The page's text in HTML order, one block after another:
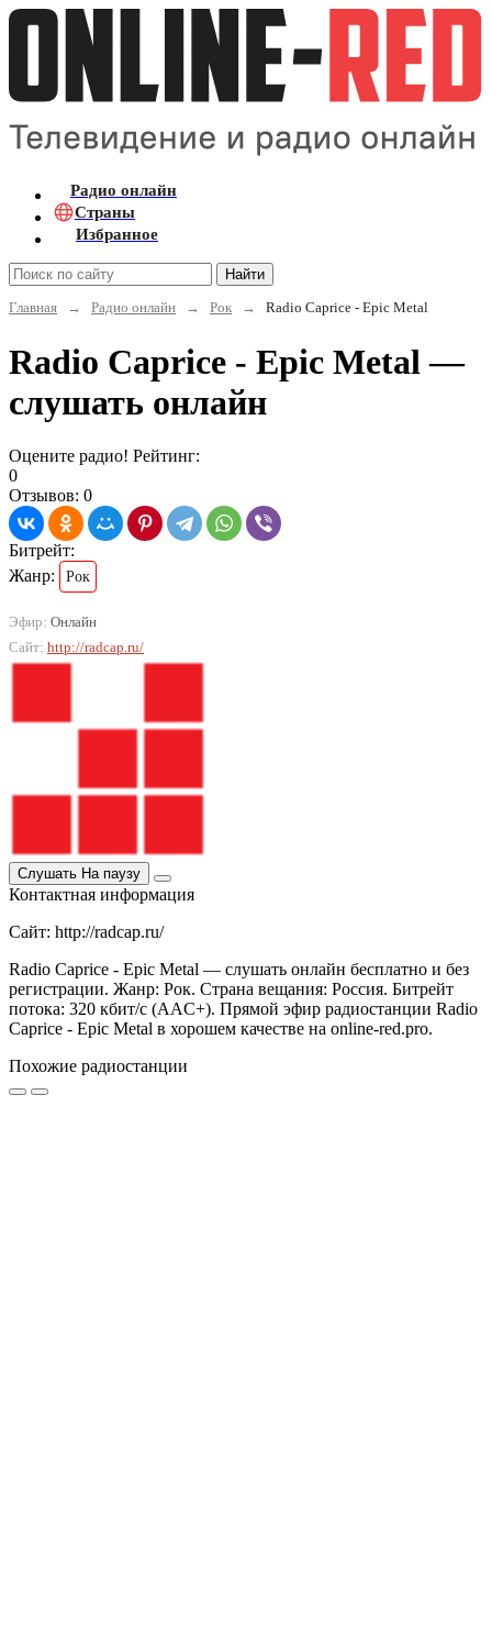
Радио онлайн
Страны
Избранное
Найти
Главная
→ Радио онлайн → Рок → Radio Caprice - Epic Metal
Radio Caprice - Epic Metal —
слушать онлайн
Оцените радио! Рейтинг:
0
Отзывов: 0
Битрейт:
Жанр:
Рок
Эфир: Онлайн
Сайт: http://radcap.ru/
Слушать На паузу
Контактная информация
Сайт: http://radcap.ru/
Radio Caprice - Epic Metal — слушать онлайн бесплатно и без
регистрации. Жанр: Рок. Страна вещания: Россия. Битрейт
потока: 320 кбит/с (AAC+). Прямой эфир радиостанции Radio
Caprice - Epic Metal в хорошем качестве на online-red.pro.
Похожие радиостанции